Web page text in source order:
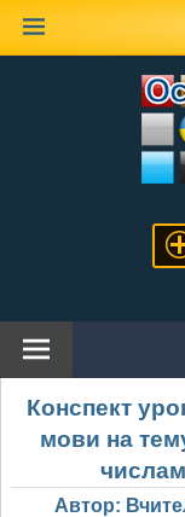
Конспект
мови на
Автор: